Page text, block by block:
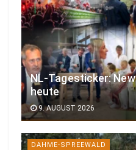
NL-Tagesticker:
heute
9. AUGUST 2026
DAHME-SPREEWALD